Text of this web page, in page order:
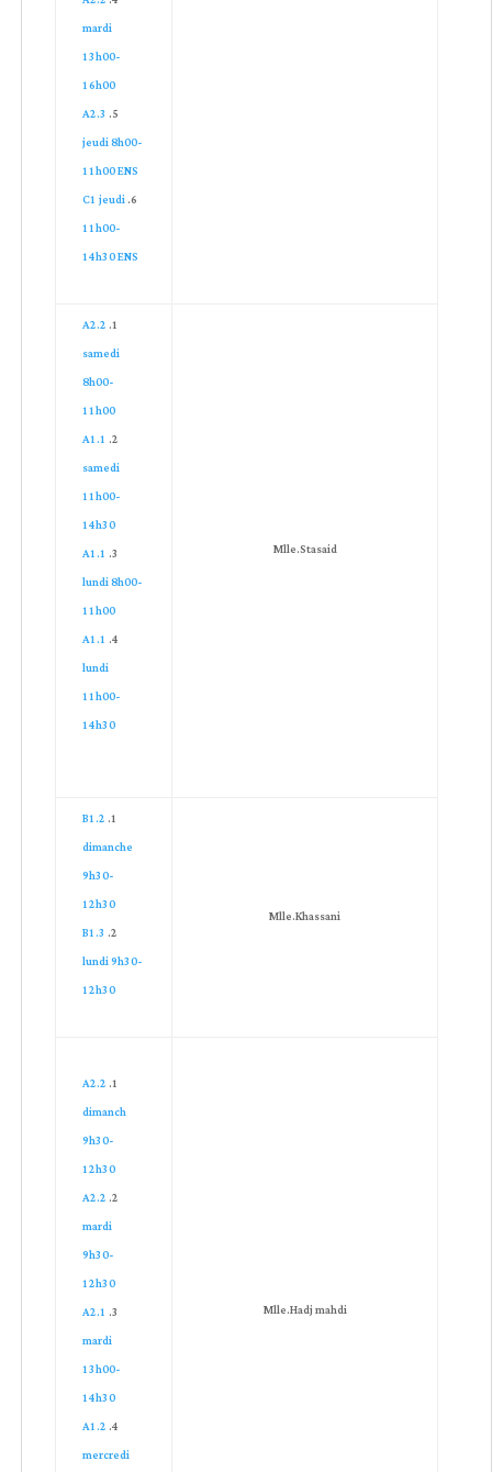
mardi
13h00-
16h00
A2.3
jeudi 8h00-
11h00 ENS
C1 jeudi
11h00-
14h30 ENS
Mlle.Stasaid
A2.2
samedi
8h00-
11h00
A1.1
samedi
11h00-
14h30
A1.1
lundi 8h00-
11h00
A1.1
lundi
11h00-
14h30
Mlle.Khassani
B1.2
dimanche
9h30-
12h30
B1.3
lundi 9h30-
12h30
Mlle.Hadj mahdi
A2.2
dimanch
9h30-
12h30
A2.2
mardi
9h30-
12h30
A2.1
mardi
13h00-
14h30
A1.2
mercredi